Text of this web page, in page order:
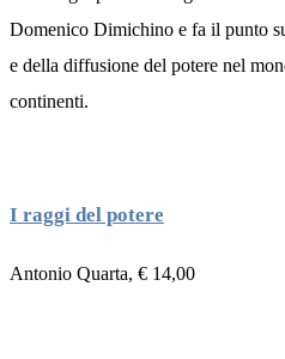
Domenico Dimichino e fa il punto
e della diffusione del potere nel
continenti.
I raggi del potere
Antonio Quarta, € 14,00